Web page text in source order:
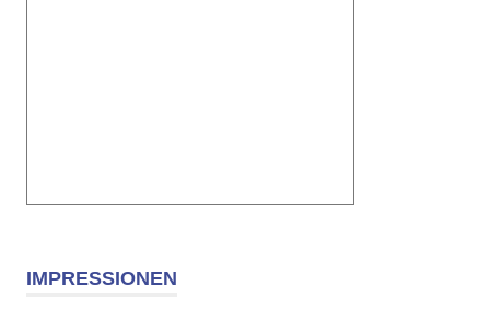
IMPRESSIONEN